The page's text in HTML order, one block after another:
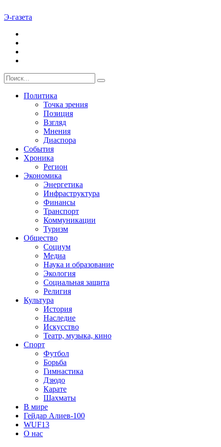
Э-газета
Политика
Точка зрения
Позиция
Взгляд
Мнения
Диаспора
События
Хроника
Регион
Экономика
Энергетика
Инфраструктура
Финансы
Транспорт
Коммуникации
Туризм
Общество
Социум
Медиа
Наука и образование
Экология
Социальная защита
Религия
Культура
История
Наследие
Искусство
Театр, музыка, кино
Спорт
Футбол
Борьба
Гимнастика
Дзюдо
Карате
Шахматы
В мире
Гейдар Алиев-100
WUF13
О нас